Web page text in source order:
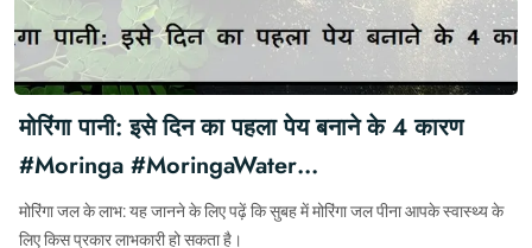
मोरिंगा पानी: इसे दिन का पहला पेय बनाने के 4 कारण
#Moringa #MoringaWater
#MoringaWaterBenefits
मोरिंगा जल के लाभ: यह जानने के लिए पढ़ें कि सुबह में मोरिंगा जल पीना आपके स्वास्थ्य के
लिए किस प्रकार लाभकारी हो सकता है।